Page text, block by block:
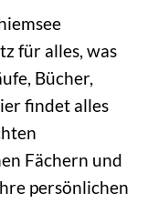
für alles, was
Bücher,
findet alles
Fächern und
persönlichen